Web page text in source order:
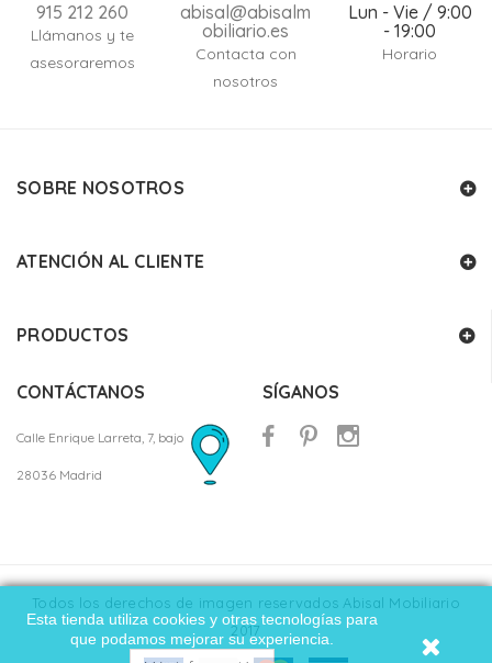
Esta tienda utiliza cookies y otras tecnologías para
que podamos mejorar su experiencia.
915 212 260
Llámanos y te
asesoraremos
abisal@abisalm
obiliario.es
Contacta con
nosotros
Lun - Vie / 9:00
- 19:00
Horario
SOBRE NOSOTROS
ATENCIÓN AL CLIENTE
PRODUCTOS
CONTÁCTANOS
Calle Enrique Larreta, 7, bajo
28036 Madrid
SÍGANOS
Todos los derechos de imagen reservados Abisal Mobiliario
2017